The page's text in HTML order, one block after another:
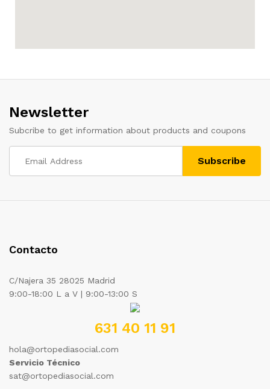
Newsletter
Subcribe to get information about products and coupons
Contacto
C/Najera 35 28025 Madrid
9:00-18:00 L a V | 9:00-13:00 S
631 40 11 91
hola@ortopediasocial.com
Servicio Técnico
sat@ortopediasocial.com